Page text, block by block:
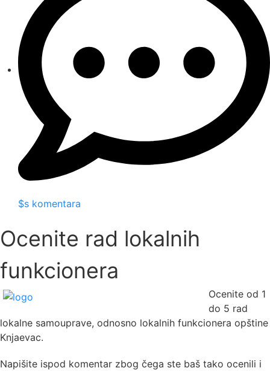
$s komentara
Ocenite rad lokalnih
funkcionera
Ocenite od 1
do 5 rad
lokalne samouprave, odnosno lokalnih funkcionera opštine
Knjaevac.
Napišite ispod komentar zbog čega ste baš tako ocenili i